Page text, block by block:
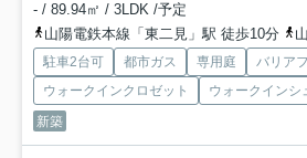
- / 89.94㎡ / 3LDK /予定
山陽電鉄本線「東二見」駅 徒歩10分
駐車2台可 都市ガス 専用庭
バリア
ウォークインクロゼット
ウォークインシ
新築